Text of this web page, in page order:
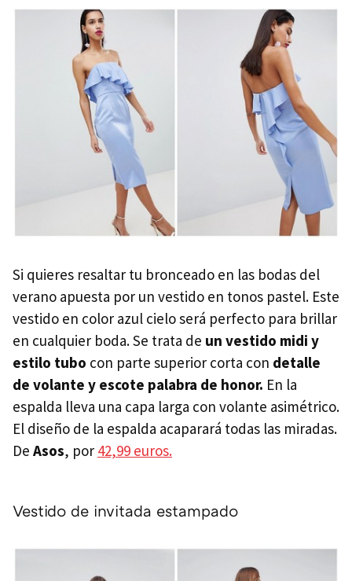
Si quieres resaltar tu bronceado en las bodas del
verano apuesta por un vestido en tonos pastel. Este
vestido en color azul cielo será perfecto para brillar
en cualquier boda. Se trata de un vestido midi y
estilo tubo con parte superior corta con detalle
de volante y escote palabra de honor. En la
espalda lleva una capa larga con volante asimétrico.
El diseño de la espalda acaparará todas las miradas.
De Asos, por 42,99 euros.
Vestido de invitada estampado